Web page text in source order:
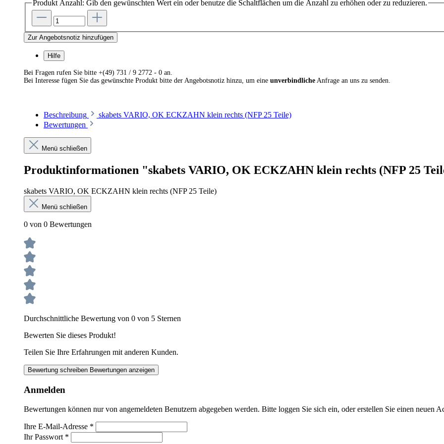
Produkt Anzahl: Gib den gewünschten Wert ein oder benutze die Schaltflächen um die Anzahl zu erhöhen oder zu reduzieren.
Zur Angebotsnotiz hinzufügen
Hilfe
Bei Fragen rufen Sie bitte +(49) 731 / 9 2772 - 0 an.
Bei Interesse fügen Sie das gewünschte Produkt bitte der Angebotsnotiz hinzu, um eine unverbindliche Anfrage an uns zu senden.
Beschreibung
skabets VARIO, OK ECKZAHN klein rechts (NFP 25 Teile)
Bewertungen
Menü schließen
Produktinformationen "skabets VARIO, OK ECKZAHN klein rechts (NFP 25
skabets VARIO, OK ECKZAHN klein rechts (NFP 25 Teile)
Menü schließen
0 von 0 Bewertungen
Durchschnittliche Bewertung von 0 von 5 Sternen
Bewerten Sie dieses Produkt!
Teilen Sie Ihre Erfahrungen mit anderen Kunden.
Bewertung schreiben Bewertungen anzeigen
Anmelden
Bewertungen können nur von angemeldeten Benutzern abgegeben werden. Bitte loggen Sie sich ein, oder erstellen Sie einen neuen
Ihre E-Mail-Adresse *
Ihr Passwort *